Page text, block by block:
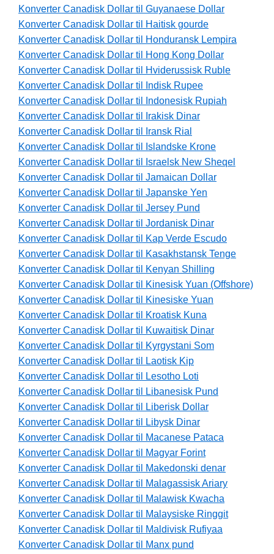
Konverter Canadisk Dollar til Guyanaese Dollar
Konverter Canadisk Dollar til Haitisk gourde
Konverter Canadisk Dollar til Honduransk Lempira
Konverter Canadisk Dollar til Hong Kong Dollar
Konverter Canadisk Dollar til Hviderussisk Ruble
Konverter Canadisk Dollar til Indisk Rupee
Konverter Canadisk Dollar til Indonesisk Rupiah
Konverter Canadisk Dollar til Irakisk Dinar
Konverter Canadisk Dollar til Iransk Rial
Konverter Canadisk Dollar til Islandske Krone
Konverter Canadisk Dollar til Israelsk New Sheqel
Konverter Canadisk Dollar til Jamaican Dollar
Konverter Canadisk Dollar til Japanske Yen
Konverter Canadisk Dollar til Jersey Pund
Konverter Canadisk Dollar til Jordanisk Dinar
Konverter Canadisk Dollar til Kap Verde Escudo
Konverter Canadisk Dollar til Kasakhstansk Tenge
Konverter Canadisk Dollar til Kenyan Shilling
Konverter Canadisk Dollar til Kinesisk Yuan (Offshore)
Konverter Canadisk Dollar til Kinesiske Yuan
Konverter Canadisk Dollar til Kroatisk Kuna
Konverter Canadisk Dollar til Kuwaitisk Dinar
Konverter Canadisk Dollar til Kyrgystani Som
Konverter Canadisk Dollar til Laotisk Kip
Konverter Canadisk Dollar til Lesotho Loti
Konverter Canadisk Dollar til Libanesisk Pund
Konverter Canadisk Dollar til Liberisk Dollar
Konverter Canadisk Dollar til Libysk Dinar
Konverter Canadisk Dollar til Macanese Pataca
Konverter Canadisk Dollar til Magyar Forint
Konverter Canadisk Dollar til Makedonski denar
Konverter Canadisk Dollar til Malagassisk Ariary
Konverter Canadisk Dollar til Malawisk Kwacha
Konverter Canadisk Dollar til Malaysiske Ringgit
Konverter Canadisk Dollar til Maldivisk Rufiyaa
Konverter Canadisk Dollar til Manx pund